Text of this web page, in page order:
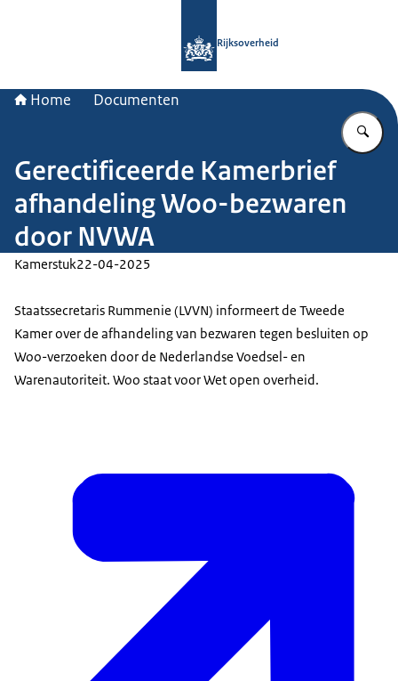
Rijksoverheid
Home Documenten
Gerectificeerde Kamerbrief
afhandeling Woo-bezwaren
door NVWA
Kamerstuk22-04-2025
Staatssecretaris Rummenie (LVVN) informeert de Tweede
Kamer over de afhandeling van bezwaren tegen besluiten op
Woo-verzoeken door de Nederlandse Voedsel- en
Warenautoriteit. Woo staat voor Wet open overheid.